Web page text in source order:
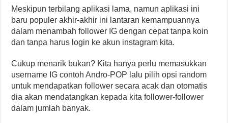
Meskipun terbilang aplikasi lama, namun aplikasi ini
baru populer akhir-akhir ini lantaran kemampuannya
dalam menambah follower IG dengan cepat tanpa koin
dan tanpa harus login ke akun instagram kita.
Cukup menarik bukan? Kita hanya perlu memasukkan
username IG contoh Andro-POP lalu pilih opsi random
untuk mendapatkan follower secara acak dan otomatis
dia akan mendatangkan kepada kita follower-follower
dalam jumlah banyak.